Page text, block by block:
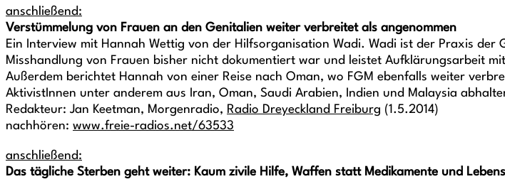
anschließend:
Verstümmelung von Frauen an den Genitalien weiter verbreitet als angenommen
Ein Interview mit Hannah Wettig von der Hilfsorganisation Wadi. Wadi ist der Praxis der
Misshandlung von Frauen bisher nicht dokumentiert war und leistet Aufklärungsarbeit
Außerdem berichtet Hannah von einer Reise nach Oman, wo FGM ebenfalls weiter
AktivistInnen unter anderem aus Iran, Oman, Saudi Arabien, Indien und Malaysia
Redakteur: Jan Keetman, Morgenradio, Radio Dreyeckland Freiburg (1.5.2014)
nachhören: www.freie-radios.net/63533
anschließend:
Das tägliche Sterben geht weiter: Kaum zivile Hilfe, Waffen statt Medikamente und